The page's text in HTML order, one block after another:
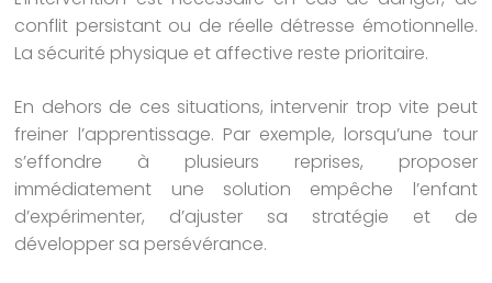
conflit persistant ou de réelle détresse émotionnelle.
La sécurité physique et affective reste prioritaire.
En dehors de ces situations, intervenir trop vite peut
freiner l’apprentissage. Par exemple, lorsqu’une tour
s’effondre à plusieurs reprises, proposer
immédiatement une solution empêche l’enfant
d’expérimenter, d’ajuster sa stratégie et de
développer sa persévérance.